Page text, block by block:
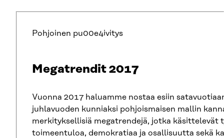
Pohjoinen pu00e4ivitys
Megatrendit 2017
Vuonna 2017 haluamme nostaa esiin
juhlavuoden kunniaksi pohjoismaisen mallin
merkityksellisiä megatrendejä, jotka käsittelevät
toimeentuloa, demokratiaa ja osallisuutta sekä